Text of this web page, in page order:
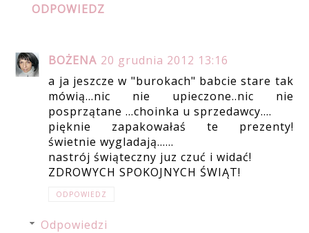
ODPOWIEDZ
BOŻENA 20 grudnia 2012 13:16
a ja jeszcze w "burokach" babcie stare tak
mówią...nic nie upieczone..nic nie
posprzątane ...choinka u sprzedawcy....
pięknie zapakowałaś te prezenty!
świetnie wygladają......
nastrój świąteczny juz czuć i widać!
ZDROWYCH SPOKOJNYCH ŚWIĄT!
ODPOWIEDZ
Odpowiedzi